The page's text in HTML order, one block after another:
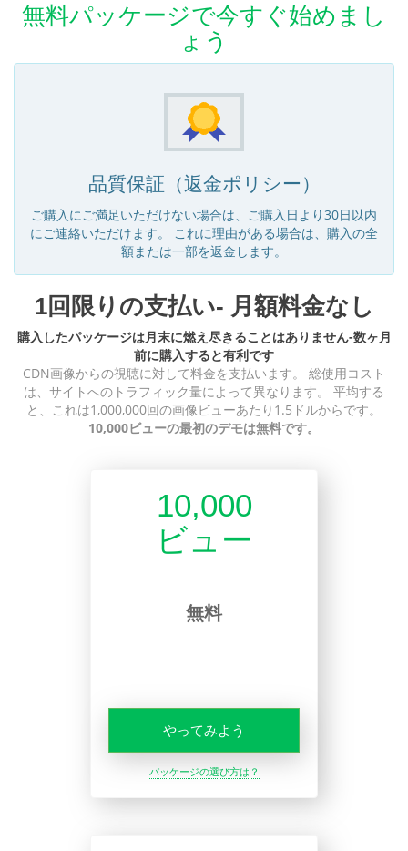
無料パッケージで今すぐ始めまし
ょう
品質保証（返金ポリシー）
ご購入にご満足いただけない場合は、ご購入日より30日以内
にご連絡いただけます。 これに理由がある場合は、購入の全
額または一部を返金します。
1回限りの支払い- 月額料金なし
購入したパッケージは月末に燃え尽きることはありません-数ヶ月
前に購入すると有利です
CDN画像からの視聴に対して料金を支払います。 総使用コスト
は、サイトへのトラフィック量によって異なります。 平均する
と、これは1,000,000回の画像ビューあたり1.5ドルからです。
10,000ビューの最初のデモは無料です。
10,000
ビュー
無料
やってみよう
パッケージの選び方は？